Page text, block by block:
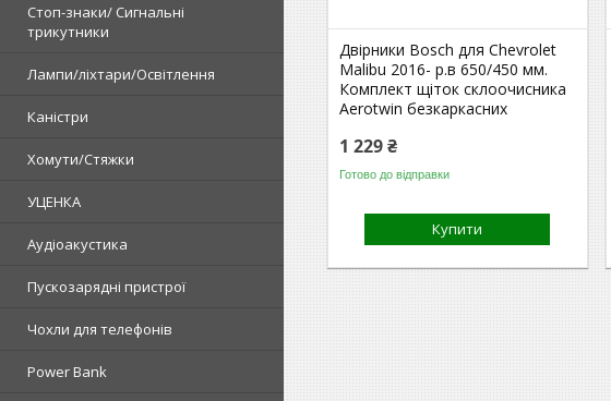
Стоп-знаки/ Сигнальні
трикутники
Лампи/ліхтари/Освітлення
Каністри
Хомути/Стяжки
УЦЕНКА
Аудіоакустика
Пускозарядні пристрої
Чохли для телефонів
Power Bank
Двірники Bosch для Chevrolet
Malibu 2016- р.в 650/450 мм.
Комплект щіток склоочисника
Aerotwin безкаркасних
1 229 ₴
Готово до відправки
Купити